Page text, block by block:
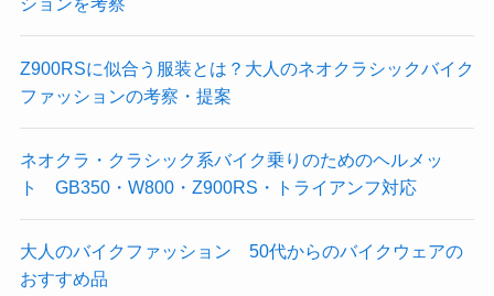
Z900RSに似合う服装とは？大人のネオクラシックバイク
ファッションの考察・提案
ネオクラ・クラシック系バイク乗りのためのヘルメッ
ト GB350・W800・Z900RS・トライアンフ対応
大人のバイクファッション 50代からのバイクウェアの
おすすめ品